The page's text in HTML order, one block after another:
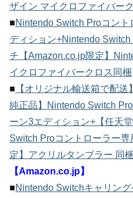
ザイン マイクロファイバー
■Nintendo Switch Proコン
ディション+Nintendo
チ【Amazon.co.jp限定】
イクロファイバークロス同梱
■ 【オリジナル輸送箱で配
純正品】Nintendo Switch
ーン3エディション+【任天
Switch Proコントローラー
定】アクリルタンブラー 同梱
【Amazon.co.jp】
■Nintendo Switchキャリン